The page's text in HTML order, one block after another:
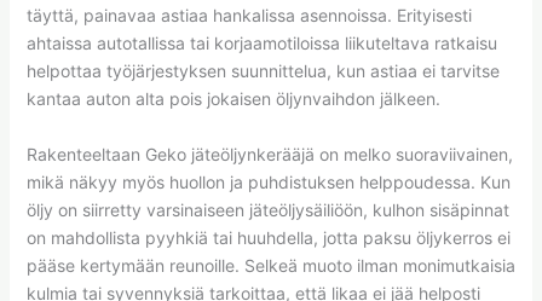
täyttä, painavaa astiaa hankalissa asennoissa. Erityisesti
ahtaissa autotallissa tai korjaamotiloissa liikuteltava ratkaisu
helpottaa työjärjestyksen suunnittelua, kun astiaa ei tarvitse
kantaa auton alta pois jokaisen öljynvaihdon jälkeen.
Rakenteeltaan Geko jäteöljynkerääjä on melko suoraviivainen,
mikä näkyy myös huollon ja puhdistuksen helppoudessa. Kun
öljy on siirretty varsinaiseen jäteöljysäiliöön, kulhon sisäpinnat
on mahdollista pyyhkiä tai huuhdella, jotta paksu öljykerros ei
pääse kertymään reunoille. Selkeä muoto ilman monimutkaisia
kulmia tai syvennyksiä tarkoittaa, että likaa ei jää helposti